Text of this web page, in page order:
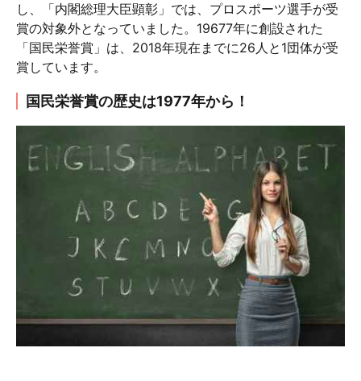
し、「内閣総理大臣顕彰」では、プロスポーツ選手が受
賞の対象外となっていました。19677年に創設された
「国民栄誉賞」は、2018年現在までに26人と1団体が受
賞しています。
国民栄誉賞の歴史は1977年から！